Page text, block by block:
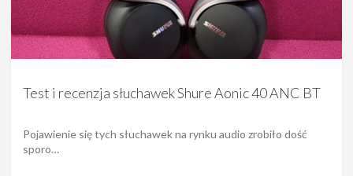
Test i recenzja słuchawek Shure Aonic 40 ANC BT
Pojawienie się tych słuchawek na rynku audio zrobiło dość
sporo…